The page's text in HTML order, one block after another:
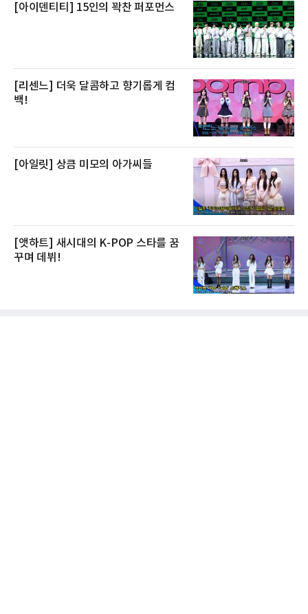
[아이덴티티] 15인의 꽉찬 퍼포먼스
[리센느] 더욱 달콤하고 향기롭게 컴
백!
[아일릿] 상큼 미모의 아가씨들
[앳하트] 새시대의 K-POP 스타를 꿈
꾸며 데뷔!